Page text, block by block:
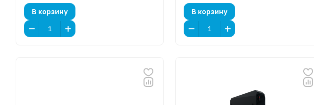
В корзину В корзину